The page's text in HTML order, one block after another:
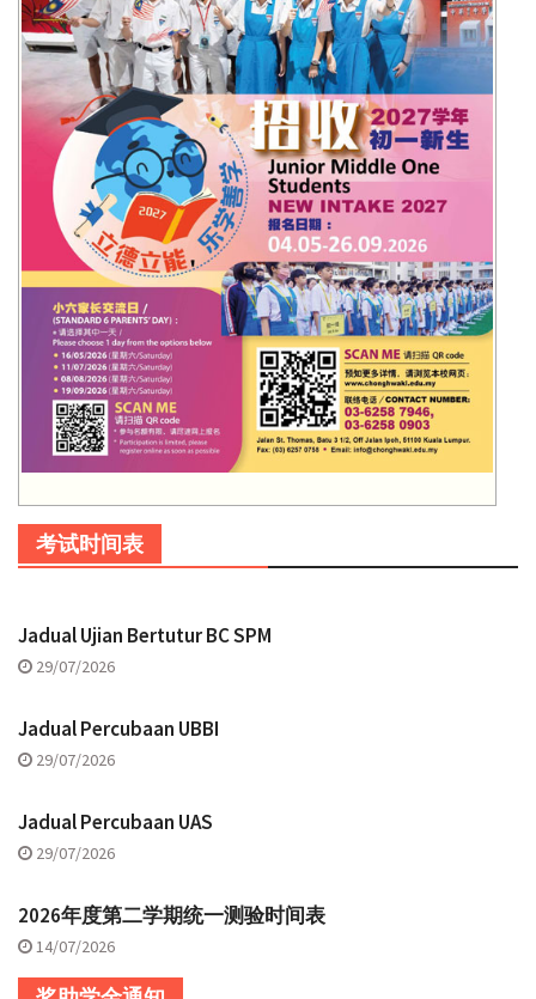
考试时间表
Jadual Ujian Bertutur BC SPM
29/07/2026
Jadual Percubaan UBBI
29/07/2026
Jadual Percubaan UAS
29/07/2026
2026年度第二学期统一测验时间表
14/07/2026